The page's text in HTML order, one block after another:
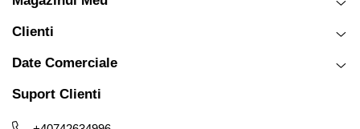
Clienti
Date Comerciale
Suport Clienti